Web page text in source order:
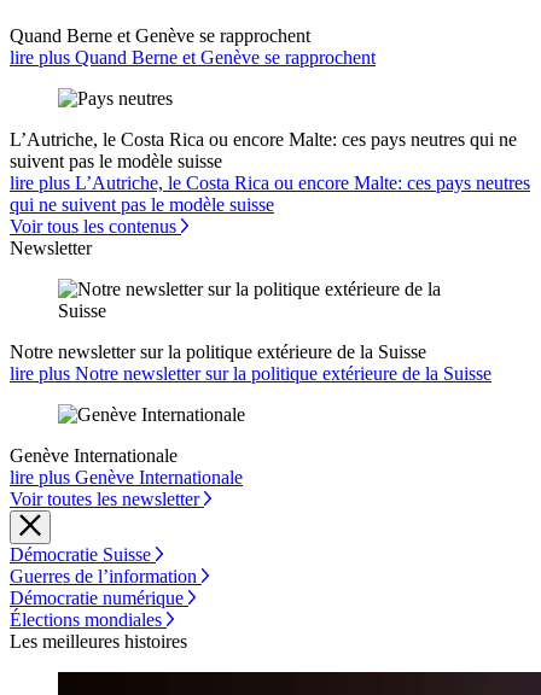
Quand Berne et Genève se rapprochent
lire plus Quand Berne et Genève se rapprochent
L’Autriche, le Costa Rica ou encore Malte: ces pays neutres qui ne
suivent pas le modèle suisse
lire plus L’Autriche, le Costa Rica ou encore Malte: ces pays neutres
qui ne suivent pas le modèle suisse
Voir tous les contenus
Newsletter
Notre newsletter sur la politique extérieure de la Suisse
lire plus Notre newsletter sur la politique extérieure de la Suisse
Genève Internationale
lire plus Genève Internationale
Voir toutes les newsletter
Démocratie Suisse
Guerres de l’information
Démocratie numérique
Élections mondiales
Les meilleures histoires